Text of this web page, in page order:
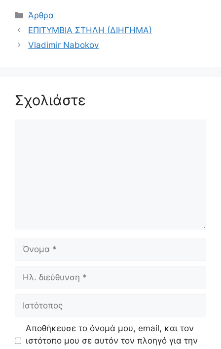
Κατηγορίες
Άρθρα
ΕΠΙΤΥΜΒΙΑ ΣΤΗΛΗ (ΔΙΗΓΗΜΑ)
Vladimir Nabokov
Σχολιάστε
διεύθυνση
Αποθήκευσε το όνομά μου, email, και τον
ιστότοπο μου σε αυτόν τον πλοηγό για την